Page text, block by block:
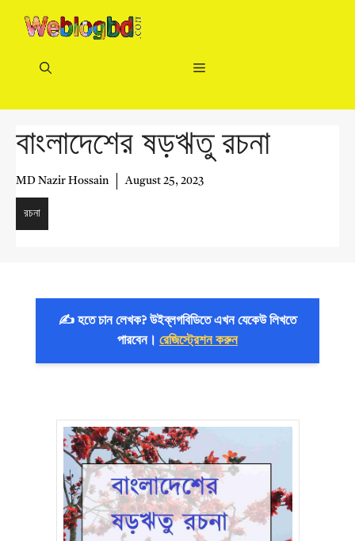
Menu
বাংলাদেশের ষড়ঋতু রচনা
MD Nazir Hossain August 25, 2023
রচনা
✍️ হতে চান লেখক? উইব্লগবিডিতে এখন যেকেউ লিখতে
পারবেন। রেজিস্ট্রেশন করুন